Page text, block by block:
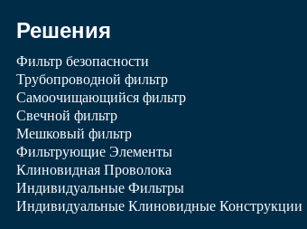
Решения
Фильтр безопасности
Трубопроводной фильтр
Самоочищающийся фильтр
Свечной фильтр
Мешковый фильтр
Фильтрующие Элементы
Клиновидная Проволока
Индивидуальные Фильтры
Индивидуальные Клиновидные Конструкции